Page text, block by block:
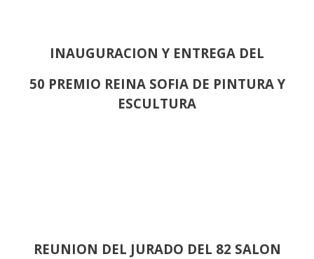
INAUGURACION Y ENTREGA DEL
50 PREMIO REINA SOFIA DE PINTURA Y
ESCULTURA
REUNION DEL JURADO DEL 82 SALON